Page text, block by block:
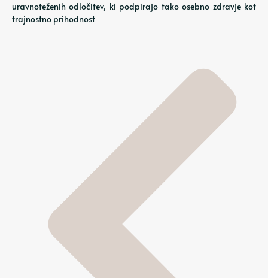
uravnoteženih odločitev, ki podpirajo tako osebno zdravje kot
trajnostno prihodnost